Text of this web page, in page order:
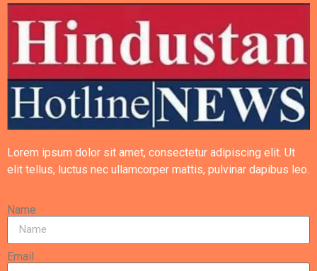
Lorem ipsum dolor sit amet, consectetur adipiscing elit. Ut
elit tellus, luctus nec ullamcorper mattis, pulvinar dapibus leo.
Name
Email